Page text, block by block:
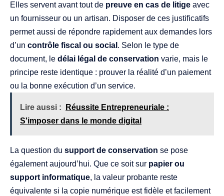
Elles servent avant tout de preuve en cas de litige avec
un fournisseur ou un artisan. Disposer de ces justificatifs
permet aussi de répondre rapidement aux demandes lors
d’un contrôle fiscal ou social . Selon le type de
document, le délai légal de conservation varie, mais le
principe reste identique : prouver la réalité d’un paiement
ou la bonne exécution d’un service.
Lire aussi :
Réussite Entrepreneuriale :
S'imposer dans le monde digital
La question du support de conservation se pose
également aujourd’hui. Que ce soit sur papier ou
support informatique, la valeur probante reste
équivalente si la copie numérique est fidèle et facilement